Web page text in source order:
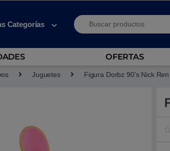
Categorías
Search for:
OFERTAS
Juguetes Figura Dorbz 90’s Nick Ren